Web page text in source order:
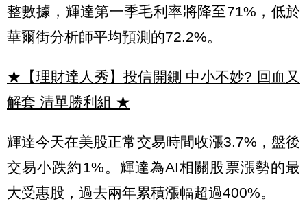
整數據，輝達第一季毛利率將降至71%，低於
華爾街分析師平均預測的72.2%。
★【理財達人秀】投信開鍘 中小不妙? 回血又
解套 清單勝利組 ★
輝達今天在美股正常交易時間收漲3.7%，盤後
交易小跌約1%。輝達為AI相關股票漲勢的最
大受惠股，過去兩年累積漲幅超過400%。